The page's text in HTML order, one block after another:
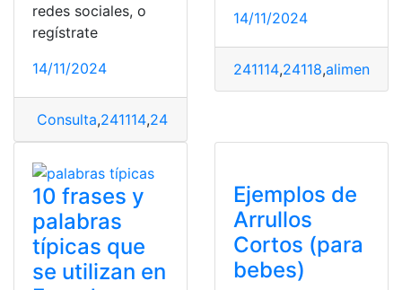
redes sociales, o
regístrate
14/11/2024
Consulta,241114,24118
14/11/2024
241114,24118,
10 frases y
palabras
típicas que
se utilizan en
Ejemplos de
Arrullos
Cortos (para
bebes)